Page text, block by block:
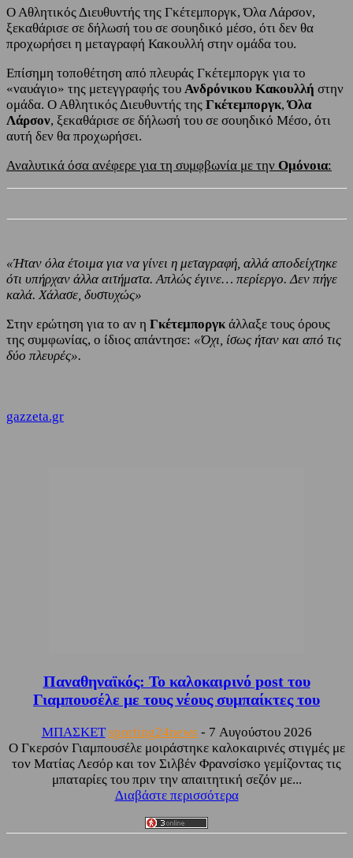
Ο Αθλητικός Διευθυντής της Γκέτεμποργκ, Όλα Λάρσον,
ξεκαθάρισε σε δήλωσή του σε σουηδικό μέσο, ότι δεν θα
προχωρήσει η μεταγραφή Κακουλλή στην ομάδα του.
Επίσημη τοποθέτηση από πλευράς Γκέτεμποργκ για το
«ναυάγιο» της μετεγγραφής του Ανδρόνικου Κακουλλή στην
ομάδα. Ο Αθλητικός Διευθυντής της Γκέτεμποργκ,Όλα
Λάρσον, ξεκαθάρισε σε δήλωσή του σε σουηδικό Μέσο, ότι
αυτή δεν θα προχωρήσει.
Αναλυτικά όσα ανέφερε για τη συμφβωνία με την Ομόνοια:
«Ήταν όλα έτοιμα για να γίνει η μεταγραφή, αλλά αποδείχτηκε
ότι υπήρχαν άλλα αιτήματα. Απλώς έγινε… περίεργο. Δεν πήγε
καλά. Χάλασε, δυστυχώς»
Στην ερώτηση για το αν η Γκέτεμποργκάλλαξε τους όρους
της συμφωνίας, ο ίδιος απάντησε: «Όχι, ίσως ήταν και από τις
δύο πλευρές».
gazzeta.gr
Παναθηναϊκός: Το καλοκαιρινό post του
Γιαμπουσέλε με τους νέους συμπαίκτες του
ΜΠΑΣΚΕΤ sporting24news - 7 Αυγούστου 2026
Ο Γκερσόν Γιαμπουσέλε μοιράστηκε καλοκαιρινές στιγμές με
τον Ματίας Λεσόρ και τον Σιλβέν Φρανσίσκο γεμίζοντας τις
μπαταρίες του πριν την απαιτητική σεζόν με...
Διαβάστε περισσότερα